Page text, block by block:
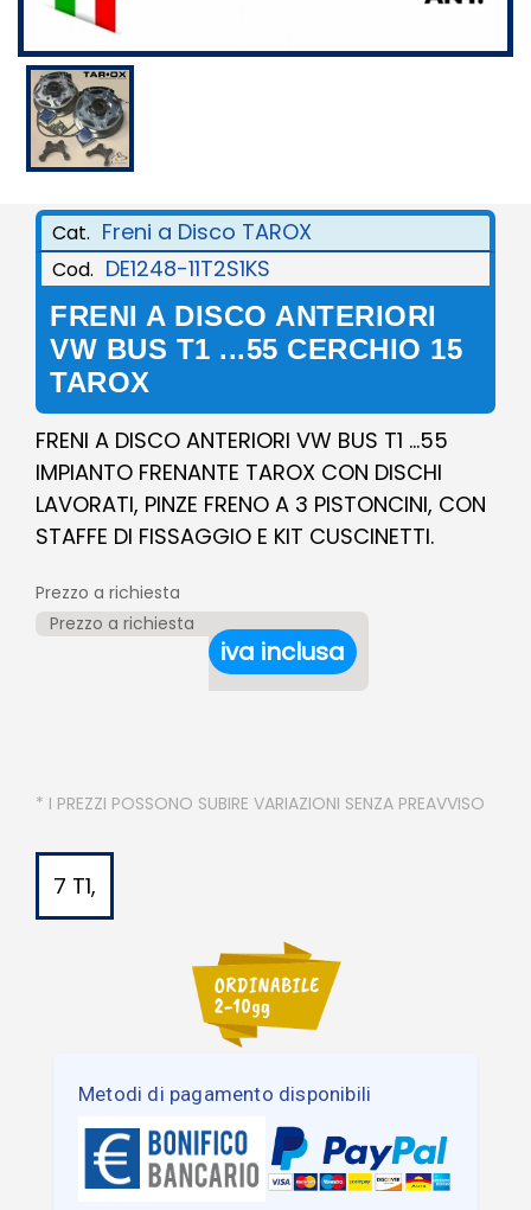
Cat. Freni a Disco TAROX
Cod. DE1248-11T2S1KS
FRENI A DISCO ANTERIORI
VW BUS T1 ...55 CERCHIO 15
TAROX
FRENI A DISCO ANTERIORI VW BUS T1 ...55
IMPIANTO FRENANTE TAROX CON DISCHI
LAVORATI, PINZE FRENO A 3 PISTONCINI, CON
STAFFE DI FISSAGGIO E KIT CUSCINETTI.
Prezzo a richiesta
Prezzo a richiesta
iva inclusa
* I PREZZI POSSONO SUBIRE VARIAZIONI SENZA PREAVVISO
7 T1,
Metodi di pagamento disponibili